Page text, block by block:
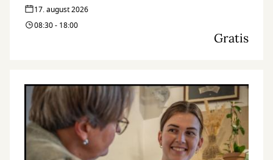
17. august 2026
08:30 - 18:00
Gratis